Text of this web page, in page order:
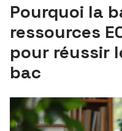
Pourquoi la
ressources
pour réussir
bac